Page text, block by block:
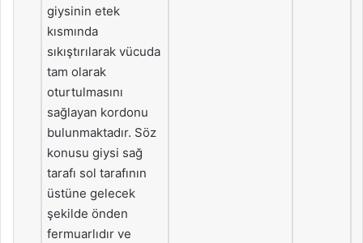
giysinin etek
kısmında
sıkıştırılarak vücuda
tam olarak
oturtulmasını
sağlayan kordonu
bulunmaktadır. Söz
konusu giysi sağ
tarafı sol tarafının
üstüne gelecek
şekilde önden
fermuarlıdır ve